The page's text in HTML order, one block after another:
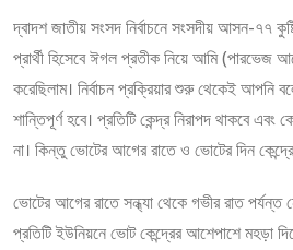
দ্বাদশ জাতীয় সংসদ নির্বাচনে সংসদীয় আসন-৭৭
প্রার্থী হিসেবে ঈগল প্রতীক নিয়ে আমি (পারভেজ
করেছিলাম। নির্বাচন প্রক্রিয়ার শুরু থেকেই
শান্তিপূর্ণ হবে। প্রতিটি কেন্দ্র নিরাপদ থাকবে এবং
না। কিন্তু ভোটের আগের রাতে ও ভোটের দিন
ভোটের আগের রাতে সন্ধ্যা থেকে গভীর রাত পর্যন্ত
প্রতিটি ইউনিয়নে ভোট কেন্দ্রের আশেপাশে মহড়া